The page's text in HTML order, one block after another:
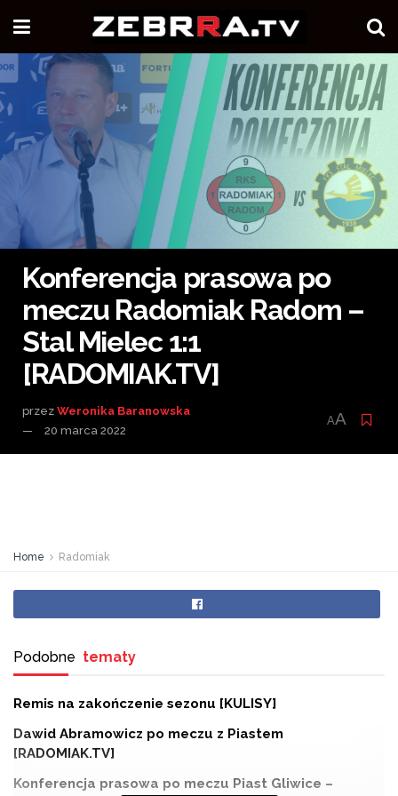
Konferencja prasowa po
meczu Radomiak Radom –
Stal Mielec 1:1
[RADOMIAK.TV]
przez Weronika Baranowska
20 marca 2022
AA
Home Radomiak
Podobne tematy
Remis na zakończenie sezonu [KULISY]
Dawid Abramowicz po meczu z Piastem
[RADOMIAK.TV]
Konferencja prasowa po meczu Piast Gliwice –